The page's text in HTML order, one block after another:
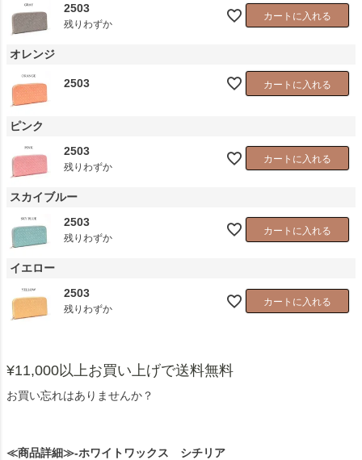
2503
残りわずか
カートに入れる
オレンジ
2503 カートに入れる
ピンク
2503
残りわずか
カートに入れる
スカイブルー
2503
残りわずか
カートに入れる
イエロー
2503
残りわずか
カートに入れる
¥11,000以上お買い上げで送料無料
お買い忘れはありませんか？
≪商品詳細≫-ホワイトワックス シチリア